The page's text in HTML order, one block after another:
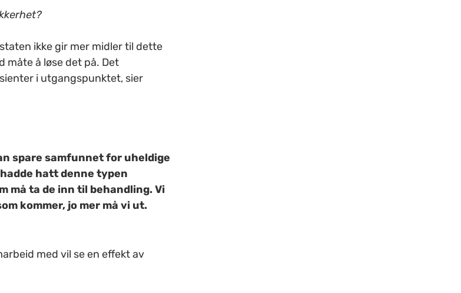
ikke gir mer midler til dette
måte å løse det på. Det
i utgangspunktet, sier
spare samfunnet for uheldige
hatt denne typen
må ta de inn til behandling. Vi
kommer, jo mer må vi ut.
med vil se en effekt av